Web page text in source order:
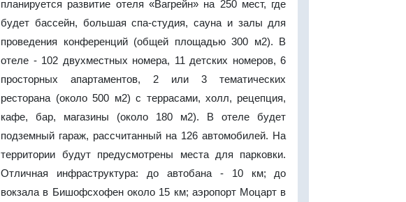
планируется развитие отеля «Вагрейн» на 250 мест, где
будет бассейн, большая спа-студия, сауна и залы для
проведения конференций (общей площадью 300 м2). В
отеле - 102 двухместных номера, 11 детских номеров, 6
просторных апартаментов, 2 или 3 тематических
ресторана (около 500 м2) с террасами, холл, рецепция,
кафе, бар, магазины (около 180 м2). В отеле будет
подземный гараж, рассчитанный на 126 автомобилей. На
территории будут предусмотрены места для парковки.
Отличная инфраструктура: до автобана - 10 км; до
вокзала в Бишофсхофен около 15 км; аэропорт Моцарт в